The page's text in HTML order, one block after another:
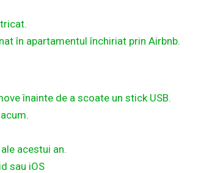
în apartamentul închiriat prin Airbnb.
înainte de a scoate un stick USB.
acestui an.
sau iOS